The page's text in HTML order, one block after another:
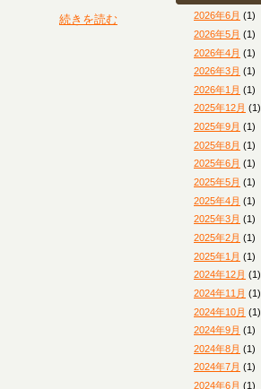
続きを読む 2026年6月 (1)
2026年5月 (1)
2026年4月 (1)
2026年3月 (1)
2026年1月 (1)
2025年12月 (1)
2025年9月 (1)
2025年8月 (1)
2025年6月 (1)
2025年5月 (1)
2025年4月 (1)
2025年3月 (1)
2025年2月 (1)
2025年1月 (1)
2024年12月 (1)
2024年11月 (1)
2024年10月 (1)
2024年9月 (1)
2024年8月 (1)
2024年7月 (1)
2024年6月 (1)